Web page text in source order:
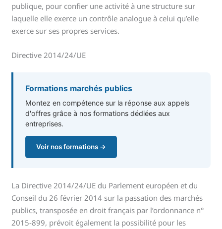
publique, pour confier une activité à une structure sur
laquelle elle exerce un contrôle analogue à celui qu’elle
exerce sur ses propres services.
Directive 2014/24/UE
Formations marchés publics
Montez en compétence sur la réponse aux appels
d'offres grâce à nos formations dédiées aux
entreprises.
Voir nos formations →
La Directive 2014/24/UE du Parlement européen et du
Conseil du 26 février 2014 sur la passation des marchés
publics, transposée en droit français par l’ordonnance n°
2015-899, prévoit également la possibilité pour les